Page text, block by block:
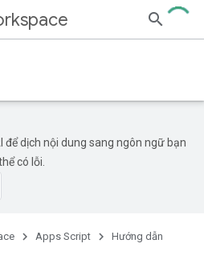
để dịch nội dung sang ngôn ngữ bạn
có lỗi.
Apps Script Hướng dẫn